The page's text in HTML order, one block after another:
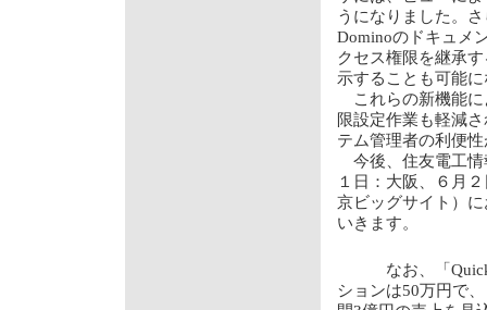
うになりました。さ
Dominoのドキュメ
クセス権限を継承
示することも可能
これらの新機能に
限設定作業も軽減
テム管理者の利便
今後、住友電工情
１日：大阪、６月
京ビッグサイト）
いきます。
なお、「
ションは50万円で